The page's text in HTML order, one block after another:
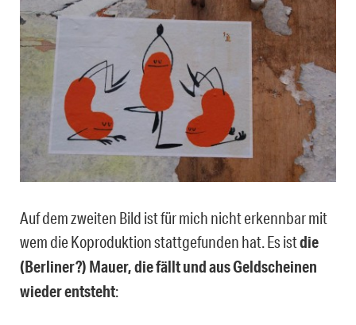
Auf dem zweiten Bild ist für mich nicht erkennbar mit
wem die Koproduktion stattgefunden hat. Es istdie
(Berliner?) Mauer, die fällt und aus Geldscheinen
wieder entsteht: